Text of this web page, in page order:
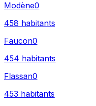
Modène0
458 habitants
Faucon0
454 habitants
Flassan0
453 habitants